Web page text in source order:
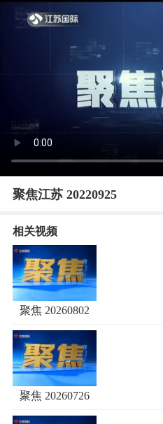
聚焦江苏 20220925
相关视频
聚焦 20260802
聚焦 20260726